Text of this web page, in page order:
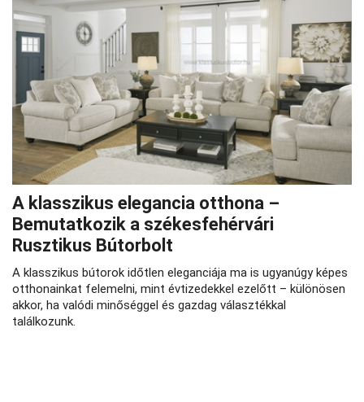
A klasszikus elegancia otthona –
Bemutatkozik a székesfehérvári
Rusztikus Bútorbolt
A klasszikus bútorok időtlen eleganciája ma is ugyanúgy képes
otthonainkat felemelni, mint évtizedekkel ezelőtt – különösen
akkor, ha valódi minőséggel és gazdag választékkal
találkozunk.